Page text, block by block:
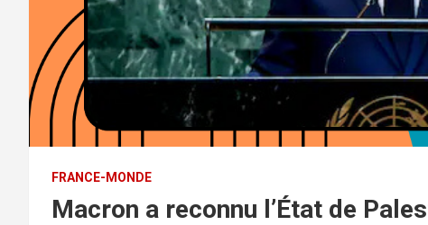
FRANCE-MONDE
Macron a reconnu l’État de